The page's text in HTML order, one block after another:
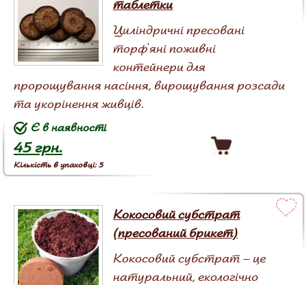
таблетки
Циліндричні пресовані
торф'яні поживні
контейнери для
пророщування насіння, вирощування розсади
та укорінення живців.
45 грн.
Є в наявності
Кількість в упаковці: 5
Кокосовий субстрат
(пресований брикет)
Кокосовий субстрат – це
натуральний, екологічно